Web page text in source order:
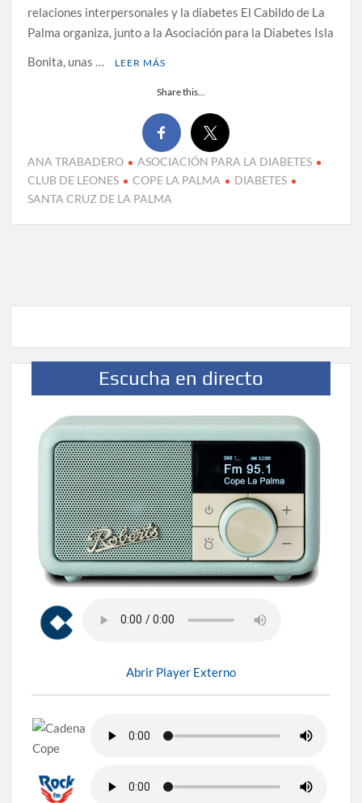
relaciones interpersonales y la diabetes El Cabildo de La
Palma organiza, junto a la Asociación para la Diabetes Isla
Bonita, unas …
LEER MÁS
Share this...
ANA TRABADERO
ASOCIACIÓN PARA LA DIABETES
CLUB DE LEONES
COPE LA PALMA
DIABETES
SANTA CRUZ DE LA PALMA
Escucha en directo
Abrir Player Externo